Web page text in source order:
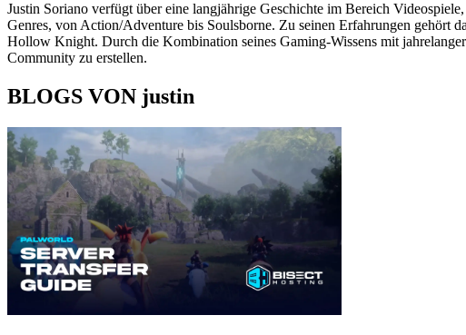
Justin Soriano verfügt über eine langjährige Geschichte im Bereich
Genres, von Action/Adventure bis Soulsborne. Zu seinen Erfahrungen
Hollow Knight. Durch die Kombination seines Gaming-Wissens mit
Community zu erstellen.
BLOGS VON justin